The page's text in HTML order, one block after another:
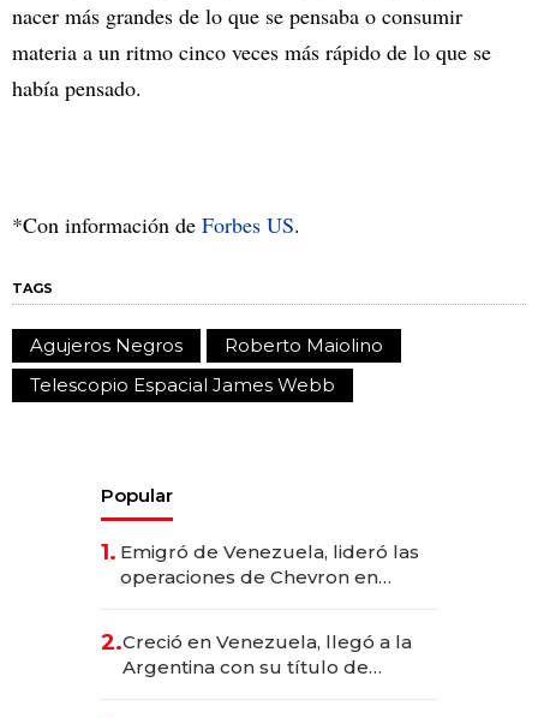
nacer más grandes de lo que se pensaba o consumir
materia a un ritmo cinco veces más rápido de lo que se
había pensado.
*Con información de Forbes US.
TAGS
Agujeros Negros
Roberto Maiolino
Telescopio Espacial James Webb
Popular
1. Emigró de Venezuela, lideró las
operaciones de Chevron en
2.Creció en Venezuela, llegó a la
Argentina con su título de